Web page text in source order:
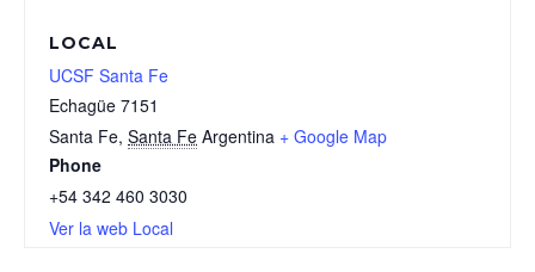
LOCAL
UCSF Santa Fe
Echagüe 7151
Santa Fe, Santa Fe Argentina + Google Map
Phone
+54 342 460 3030
Ver la web Local